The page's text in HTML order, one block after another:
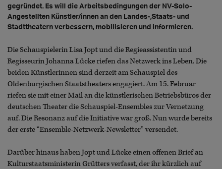
gegründet. Es will die Arbeitsbedingungen der NV-Solo-
Angestellten Künstler/innen an den Landes-,Staats- und
Stadttheatern verbessern, mobilisieren und informieren.
Die Schauspielerin Lisa Jopt und die Regieassistentin und
Regisseurin Johanna Lücke riefen das Netzwerk ins Leben. Die
beiden Künstlerinnen sind derzeit am Schauspiel des
Oldenburgischen Staatstheaters engagiert. Am 15. Februar
riefen sie mit einer Mail an die künstlerischen Betriebsbüros der
deutschen Theater die Schauspiel-Ensembles zur Vernetzung
auf. Die Resonanz auf die Initiative war groß. Nun wurde bereits
der erste “Ensemble-Netzwerk-Newsletter” versendet.
Darüber hinaus haben Jopt und Lücke einen offenen Brief an
Kulturstaatsministerin Grütters verfasst, der ihr kürzlich auf